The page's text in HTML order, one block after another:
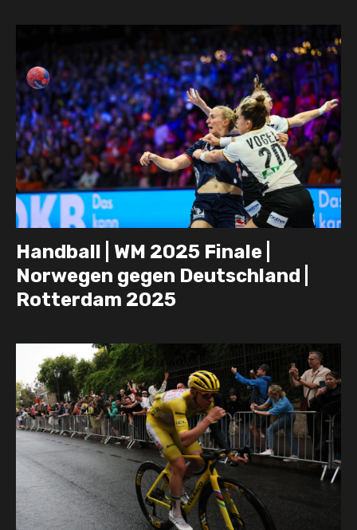
Handball | WM 2025 Finale |
Norwegen gegen Deutschland |
Rotterdam 2025